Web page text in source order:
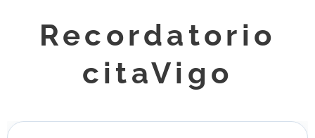
Recordatorio
citaVigo